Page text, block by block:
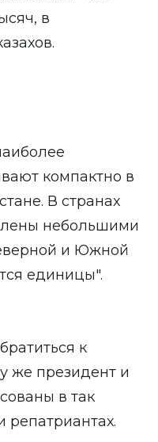
в
компактно в
В странах
небольшими
и Южной
единицы".
к
же президент и
в так
репатриантах.